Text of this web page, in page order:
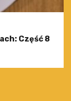
Część 8